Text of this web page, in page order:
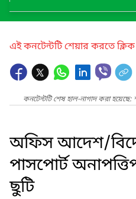
এই কনটেন্টটি শেয়ার করতে
কনটেন্টটি শেষ হাল-নাগাদ করা
অফিস আদেশ/
পাসপোর্ট
ছুটি